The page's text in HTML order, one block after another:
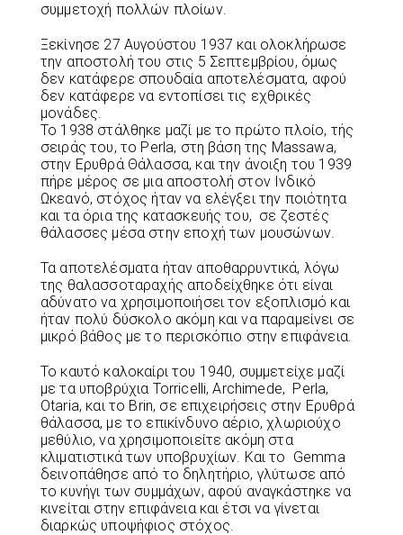
συμμετοχή πολλών πλοίων.
Ξεκίνησε 27 Αυγούστου 1937 και ολοκλήρωσε
την αποστολή του στις 5 Σεπτεμβρίου, όμως
δεν κατάφερε σπουδαία αποτελέσματα, αφού
δεν κατάφερε να εντοπίσει τις εχθρικές
μονάδες.
Το 1938 στάλθηκε μαζί με το πρώτο πλοίο, τής
σειράς του, το Perla, στη βάση της Massawa,
στην Ερυθρά Θάλασσα, και την άνοιξη του 1939
πήρε μέρος σε μια αποστολή στον Ινδικό
Ωκεανό, στόχος ήταν να ελέγξει την ποιότητα
και τα όρια της κατασκευής του, σε ζεστές
θάλασσες μέσα στην εποχή των μουσώνων.
Τα αποτελέσματα ήταν αποθαρρυντικά, λόγω
της θαλασσοταραχής αποδείχθηκε ότι είναι
αδύνατο να χρησιμοποιήσει τον εξοπλισμό και
ήταν πολύ δύσκολο ακόμη και να παραμείνει σε
μικρό βάθος με το περισκόπιο στην επιφάνεια.
Το καυτό καλοκαίρι του 1940, συμμετείχε μαζί
με τα υποβρύχια Torricelli, Archimede, Perla,
Otaria, και το Brin, σε επιχειρήσεις στην Ερυθρά
θάλασσα, με το επικίνδυνο αέριο, χλωριούχο
μεθύλιο, να χρησιμοποιείτε ακόμη στα
κλιματιστικά των υποβρυχίων. Και το Gemma
δεινοπάθησε από το δηλητήριο, γλύτωσε από
το κυνήγι των συμμάχων, αφού αναγκάστηκε να
κινείται στην επιφάνεια και έτσι να γίνεται
διαρκώς υποψήφιος στόχος.